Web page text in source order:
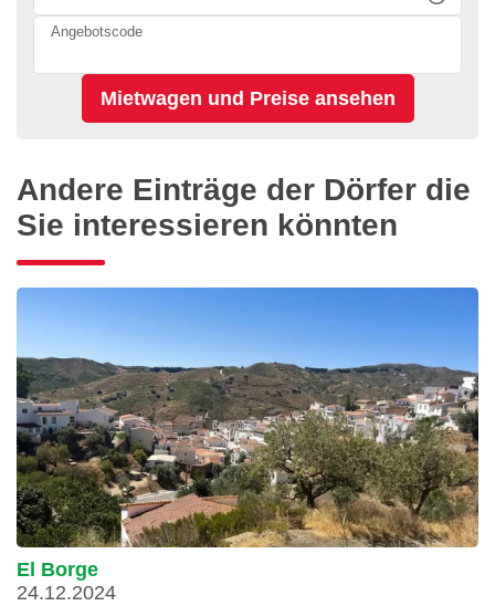
Angebotscode
Andere Einträge der Dörfer die
Sie interessieren könnten
El Borge
24.12.2024